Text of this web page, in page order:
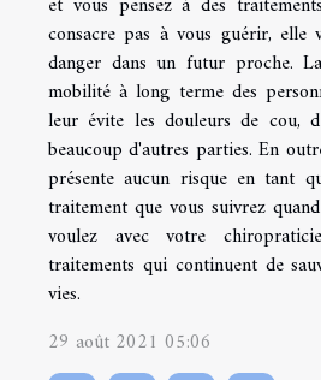
consacre pas à vous guérir,
danger dans un futur proche.
mobilité à long terme des
leur évite les douleurs de cou,
beaucoup d'autres parties. En
présente aucun risque en tant
traitement que vous suivrez
voulez avec votre
traitements qui continuent de
vies.
29 août 2021 05:06